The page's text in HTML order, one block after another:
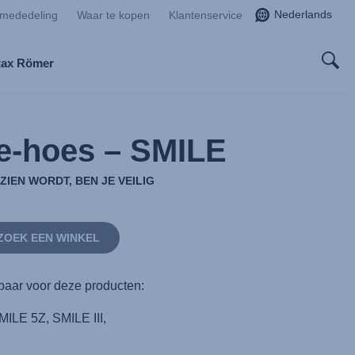
Waar te kopen Klantenservice Nederlands
Römer
hoes – SMILE
WORDT, BEN JE VEILIG
EEN WINKEL
voor deze producten:
5Z, SMILE III,